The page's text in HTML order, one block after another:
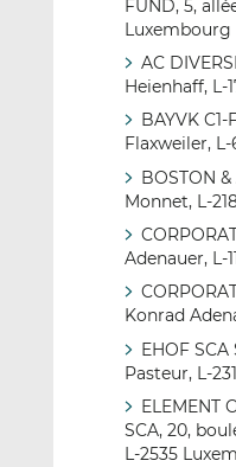
FUND, 5,
Luxembourg
AC
Heienhaff, L-
BAYVK C1-
Flaxweiler,
BOSTON
Monnet, L-
Adenauer, L-
Konrad
EHOF SCA
Pasteur, L-
ELEMENT
SCA, 20,
L-2535